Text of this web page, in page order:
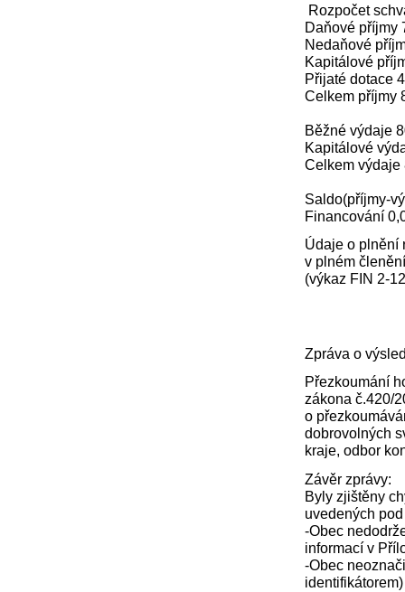
Rozpočet
Daňové příjmy
Nedaňové
Kapitálové
Přijaté dotace
Celkem příjmy
Běžné výdaje
Kapitálové
Celkem výdaje
Saldo(příjmy-
Financování
Údaje o plnění
v plném
(výkaz FIN 2-
Zpráva o
Přezkoumání
zákona č.420/
o
dobrovolných
kraje, odbor
Závěr zprávy:
Byly zjištěny
uvedených
-Obec
informací v
-Obec